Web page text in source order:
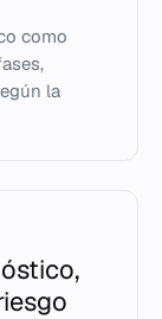
como
la